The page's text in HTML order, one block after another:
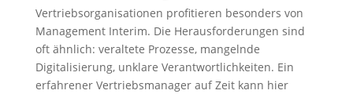
Vertriebsorganisationen profitieren besonders von
Management Interim. Die Herausforderungen sind
oft ähnlich: veraltete Prozesse, mangelnde
Digitalisierung, unklare Verantwortlichkeiten. Ein
erfahrener Vertriebsmanager auf Zeit kann hier